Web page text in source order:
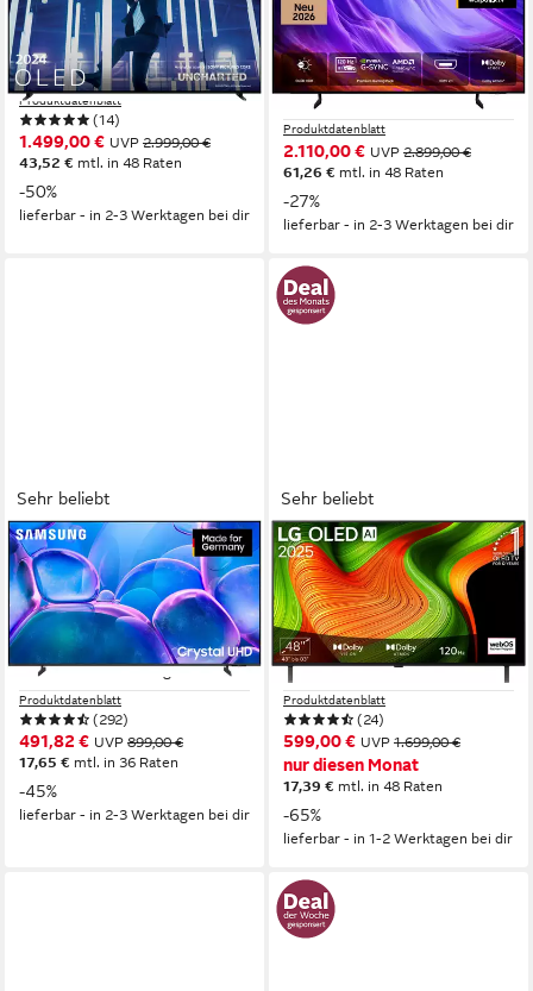
164 cm/65 Zoll Diagonale
OLED
Bildschirmtechnologie
4K Ultra HD Auflösung
Produktdatenblatt
(14)
1.499,00 € UVP 2.999,00 €
43,52 € mtl. in 48 Raten
-50%
lieferbar - in 2-3 Werktagen bei dir
Fernseher
163 cm/65 Zoll Diagonale
OLED
Bildschirmtechnologie
4K Ultra HD
Produktdatenblatt
2.110,00 € UVP 2.899,00 €
61,26 € mtl. in 48 Raten
-27%
lieferbar - in 2-3 Werktagen bei dir
Sehr beliebt
SAMSUNG
GU65U7099FU LED-
Fernseher
163 cm/65 Zoll
Diagonale
Bildschirmtechnologie
4K Ultra HD Auflösung
Produktdatenblatt
(292)
491,82 € UVP 899,00 €
17,65 € mtl. in 36 Raten
-45%
lieferbar - in 2-3 Werktagen bei dir
Sehr beliebt
LG
OLED48B59LA OLED-
Fernseher
121 cm/48 Zoll Diagonale
OLED
Bildschirmtechnologie
4K Ultra HD Auflösung
Produktdatenblatt
(24)
599,00 € UVP 1.699,00 €
nur diesen Monat
17,39 € mtl. in 48 Raten
-65%
lieferbar - in 1-2 Werktagen bei dir